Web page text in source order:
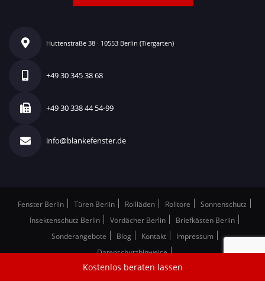
Huttenstraße 38 · 10553 Berlin (Tiergarten)
+49 30 345 38 68
+49 30 338 44 54-99
info@blankefenster.de
Fenster Berlin Türen Berlin Rollläden Rolltore
Sonnenschutz
Insektenschutz Berlin
Vordächer Berlin
Briefkästen Berlin
Sonderangebote
Blog Kontakt
Impressum
Datenschutzhinweise
Festverglasung Berlin: Festverglaste Fenster Berlin
Kostenlos beraten lassen